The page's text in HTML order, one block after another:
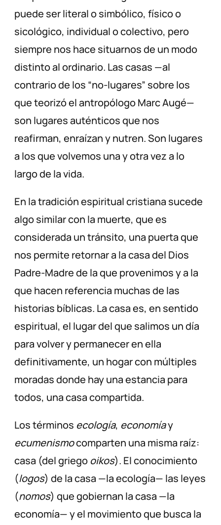
puede ser literal o simbólico, físico o
sicológico, individual o colectivo, pero
siempre nos hace situarnos de un modo
distinto al ordinario. Las casas —al
contrario de los “no-lugares” sobre los
que teorizó el antropólogo Marc Augé—
son lugares auténticos que nos
reafirman, enraízan y nutren. Son lugares
a los que volvemos una y otra vez a lo
largo de la vida.
En la tradición espiritual cristiana sucede
algo similar con la muerte, que es
considerada un tránsito, una puerta que
nos permite retornar a la casa del Dios
Padre-Madre de la que provenimos y a la
que hacen referencia muchas de las
historias bíblicas. La casa es, en sentido
espiritual, el lugar del que salimos un día
para volver y permanecer en ella
definitivamente, un hogar con múltiples
moradas donde hay una estancia para
todos, una casa compartida.
Los términos ecología, economíay
ecumenismocomparten una misma raíz:
casa (del griego oikos). El conocimiento
(logos) de la casa —la ecología— las leyes
(nomos) que gobiernan la casa —la
economía— y el movimiento que busca la